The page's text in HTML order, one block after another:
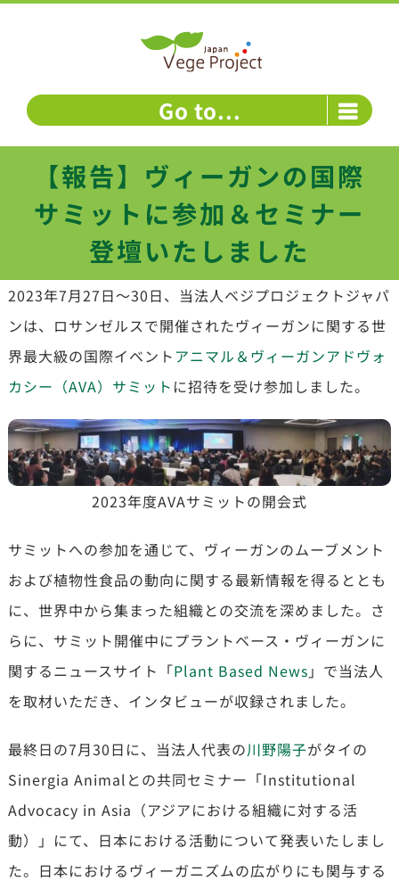
Go to...
【報告】ヴィーガンの国際
サミットに参加＆セミナー
登壇いたしました
2023年7月27日～30日、当法人ベジプロジェクトジャパ
ンは、ロサンゼルスで開催されたヴィーガンに関する世
界最大級の国際イベント アニマル＆ヴィーガンアドヴォ
カシー（AVA）サミット に招待を受け参加しました。
2023年度AVAサミットの開会式
サミットへの参加を通じて、ヴィーガンのムーブメント
および植物性食品の動向に関する最新情報を得るととも
に、世界中から集まった組織との交流を深めました。さ
らに、サミット開催中にプラントベース・ヴィーガンに
関するニュースサイト「Plant Based News 」で当法人
を取材いただき、インタビューが収録されました。
最終日の7月30日に、当法人代表の川野陽子がタイの
Sinergia Animalとの共同セミナー「Institutional
Advocacy in Asia（アジアにおける組織に対する活
動）」にて、日本における活動について発表いたしまし
た。日本におけるヴィーガニズムの広がりにも関与する